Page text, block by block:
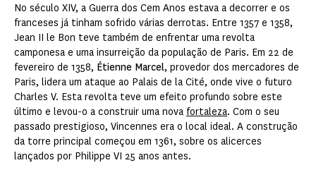
No século XIV, a Guerra dos Cem Anos estava a decorrer e os
franceses já tinham sofrido várias derrotas. Entre 1357 e 1358,
Jean II le Bon teve também de enfrentar uma revolta
camponesa e uma insurreição da população de Paris. Em 22 de
fevereiro de 1358, Étienne Marcel, provedor dos mercadores de
Paris, lidera um ataque ao Palais de la Cité, onde vive o futuro
Charles V. Esta revolta teve um efeito profundo sobre este
último e levou-o a construir uma nova fortaleza. Com o seu
passado prestigioso, Vincennes era o local ideal. A construção
da torre principal começou em 1361, sobre os alicerces
lançados por Philippe VI 25 anos antes.